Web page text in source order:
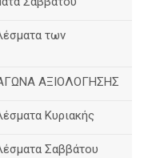
των
ΑΞΙΟΛΟΓΗΣΗΣ
Κυριακής
Σαββάτου